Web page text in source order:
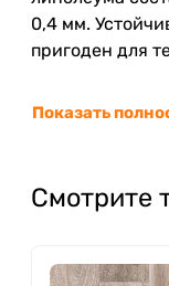
0,4 мм.
пригоден для
Показать
Смотрите